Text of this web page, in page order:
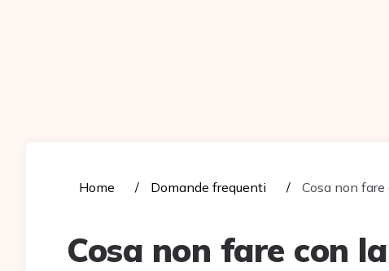
Home Domande frequenti Cosa non
Cosa non fare con